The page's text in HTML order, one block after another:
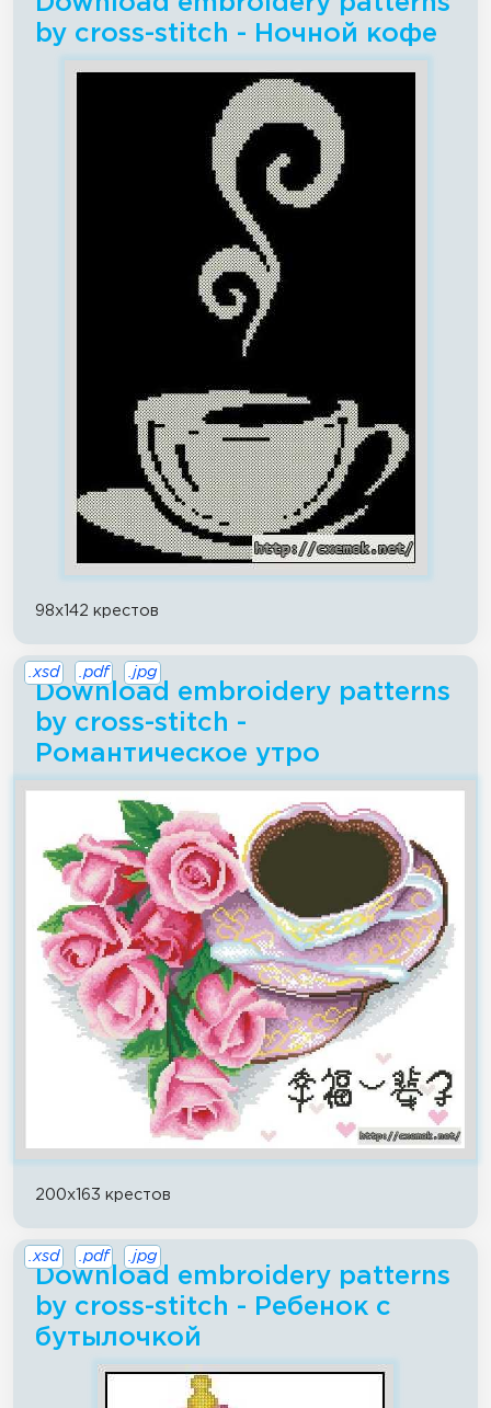
by cross-stitch - Ночной кофе
98x142 крестов
Download embroidery patterns
by cross-stitch -
Романтическое утро
.xsd .pdf .jpg
200x163 крестов
Download embroidery patterns
by cross-stitch - Ребенок с
бутылочкой
.xsd .pdf .jpg